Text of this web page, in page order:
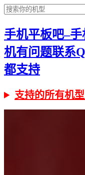
手机平板吧–
机有问题联系
都支持
支持的所有机